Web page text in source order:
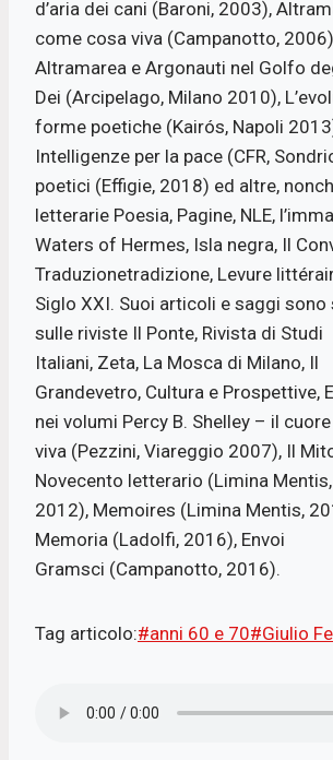
d’aria dei cani (Baroni, 2003),
come cosa viva (Campanotto,
Altramarea e Argonauti nel Golfo
Dei (Arcipelago, Milano 2010),
forme poetiche (Kairós, Napoli
Intelligenze per la pace (CFR,
poetici (Effigie, 2018) ed altre,
letterarie Poesia, Pagine, NLE,
Waters of Hermes, Isla negra, Il
Traduzionetradizione, Levure
Siglo XXI. Suoi articoli e saggi
sulle riviste Il Ponte, Rivista di Studi
Italiani, Zeta, La Mosca di Milano, Il
Grandevetro, Cultura e Prospettive,
nei volumi Percy B. Shelley – il cuore
viva (Pezzini, Viareggio 2007), Il
Novecento letterario (Limina
2012), Memoires (Limina Mentis,
Memoria (Ladolfi, 2016), Envoi
Gramsci (Campanotto, 2016).
Tag articolo:#anni 60 e 70#Giulio